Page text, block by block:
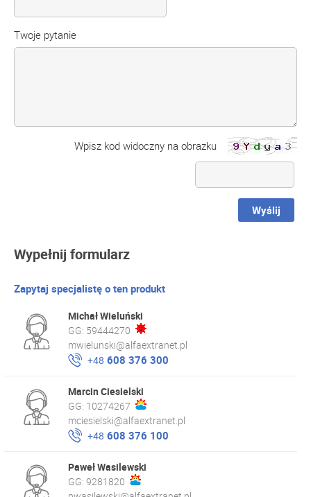
Twoje pytanie
Wpisz kod widoczny na obrazku
Wyślij
Wypełnij formularz
Zapytaj specjalistę o ten produkt
Michał Wieluński
GG: 59444270
mwielunski@alfaextranet.pl
+48 608 376 300
Marcin Ciesielski
GG: 10274267
mciesielski@alfaextranet.pl
+48 608 376 100
Paweł Wasilewski
GG: 9281820